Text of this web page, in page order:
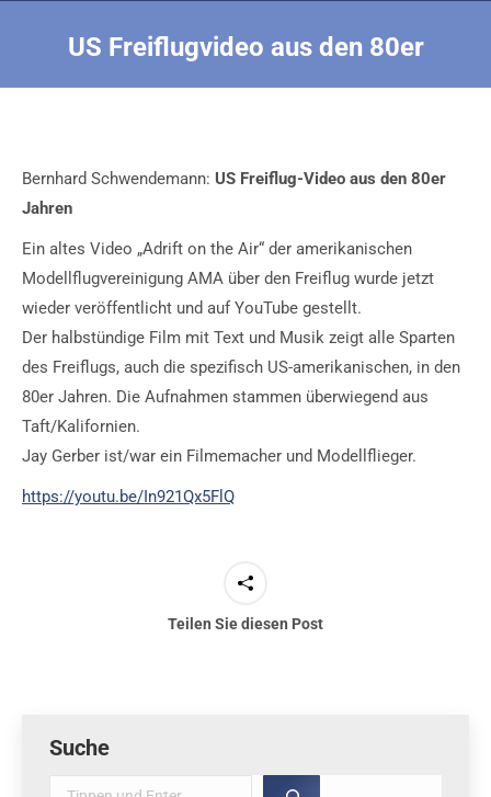
US Freiflugvideo aus den 80er
Bernhard Schwendemann: US Freiflug-Video aus den 80er
Jahren
Ein altes Video „Adrift on the Air“ der amerikanischen
Modellflugvereinigung AMA über den Freiflug wurde jetzt
wieder veröffentlicht und auf YouTube gestellt.
Der halbstündige Film mit Text und Musik zeigt alle Sparten
des Freiflugs, auch die spezifisch US-amerikanischen, in den
80er Jahren. Die Aufnahmen stammen überwiegend aus
Taft/Kalifornien.
Jay Gerber ist/war ein Filmemacher und Modellflieger.
https://youtu.be/In921Qx5FlQ
Teilen Sie diesen Post
Suche
Suche